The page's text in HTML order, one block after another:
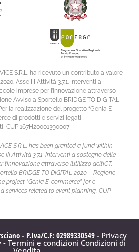
S.R.L. ha ricevuto un contributo a valore
Asse III Attività 3.7.1. Interventi a
imprese per l’innovazione attraverso
Avviso a Sportello BRIDGE TO DIGITAL
la realizzazione del progetto “Genia E-
di prodotti e servizi legati
CUP 167H20001390007
S.R.L. has been granted a fund within
III Attività 3.7.1. Interventi a sostegno delle
attraverso l’utilizzo dell’ICT.
BRIDGE TO DIGITAL 2020 – Regione
project “Genia E-commerce” for e-
services related to event planning, CUP
- P.Iva/C.F: 02989330549 - Privacy
- Termini e condizioni Condizioni di